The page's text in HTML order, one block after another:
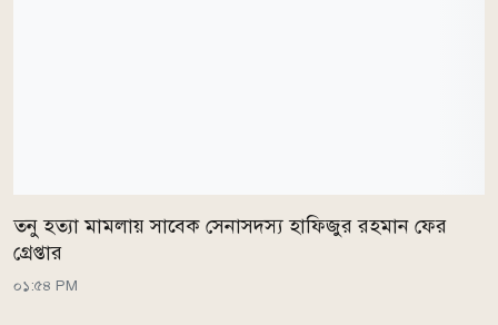
তনু হত্যা মামলায় সাবেক সেনাসদস্য হাফিজুর রহমান ফের
গ্রেপ্তার
০১:৫৪ PM